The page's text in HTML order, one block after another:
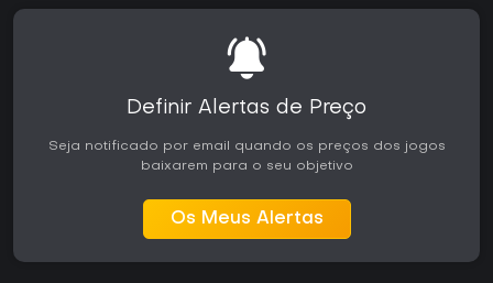
Definir Alertas de Preço
Seja notificado por email quando os preços dos jogos
baixarem para o seu objetivo
Os Meus Alertas